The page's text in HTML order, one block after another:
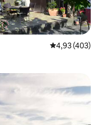
4,93 de uma
4,93 (403)